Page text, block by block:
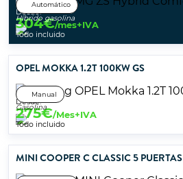
Automático
Híbrido gasolina
Desde:
304€/mes+IVA
Todo incluido
OPEL MOKKA 1.2T 100KW GS
Manual
Gasolina
Desde:
275€/Mes+IVA
Todo incluido
MINI COOPER C CLASSIC 5 PUERTAS